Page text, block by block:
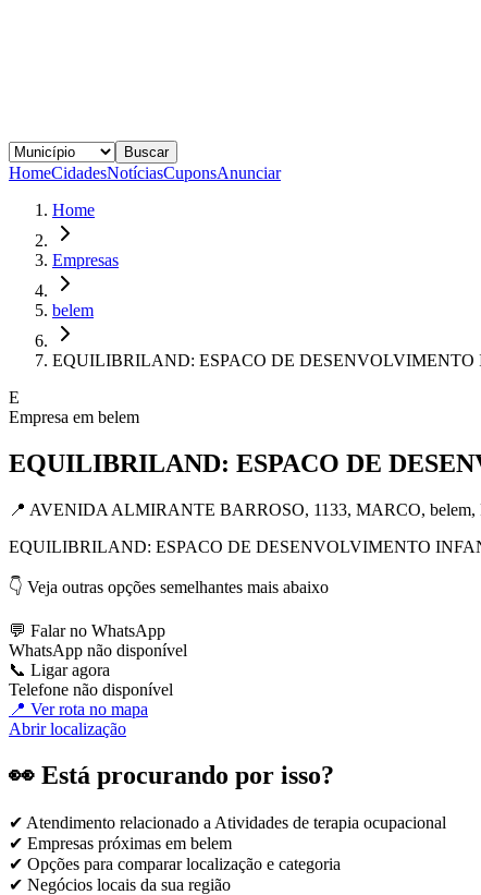
Buscar
HomeCidadesNotíciasCuponsAnunciar
Home
Empresas
belem
EQUILIBRILAND: ESPACO DE DESENVOLVIMENTO
E
Empresa em belem
EQUILIBRILAND: ESPACO DE
📍 AVENIDA ALMIRANTE BARROSO, 1133, MARCO, belem,
EQUILIBRILAND: ESPACO DE DESENVOLVIMENTO
👇 Veja outras opções semelhantes mais abaixo
💬 Falar no WhatsApp
WhatsApp não disponível
📞 Ligar agora
Telefone não disponível
📍 Ver rota no mapa
Abrir localização
👀 Está procurando por isso?
✔ Atendimento relacionado a Atividades de terapia ocupacional
✔ Empresas próximas em belem
✔ Opções para comparar localização e categoria
✔ Negócios locais da sua região